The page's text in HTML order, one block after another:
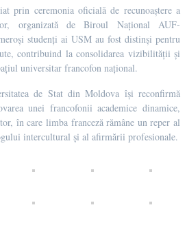
prin ceremonia oficială de recunoaștere a
organizată de Biroul Național AUF-
studenți ai USM au fost distinși pentru
contribuind la consolidarea vizibilității și
universitar francofon național.
de Stat din Moldova își reconfirmă
unei francofonii academice dinamice,
în care limba franceză rămâne un reper al
intercultural și al afirmării profesionale.